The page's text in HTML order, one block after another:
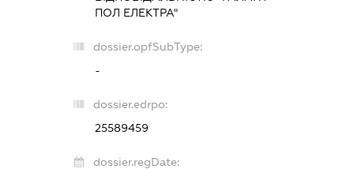
ПОЛ ЕЛЕКТРА"
dossier.opfSubType:
-
dossier.edrpo:
25589459
dossier.regDate: